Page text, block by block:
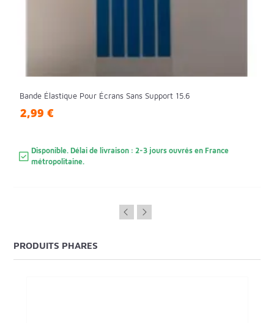
Bande Élastique Pour Écrans Sans Support 15.6
2,99 €
Disponible. Délai de livraison : 2-3 jours ouvrés en France
métropolitaine.
PRODUITS PHARES